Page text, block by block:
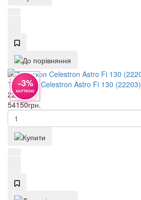
−3%
КАРТКОЮ
Телескоп Celestron Astro Fi 130 (22203)
22203
54150грн.